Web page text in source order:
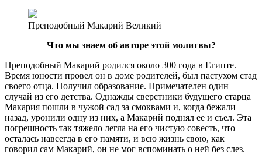
Преподобный Макарий Великий
Что мы знаем об авторе этой молитвы?
Преподобный Макарий родился около 300 года в Египте.
Время юности провел он в доме родителей, был пастухом стад
своего отца. Получил образование. Примечателен один
случай из его детства. Однажды сверстники будущего старца
Макария пошли в чужой сад за смоквами и, когда бежали
назад, уронили одну из них, а Макарий поднял ее и съел. Эта
погрешность так тяжело легла на его чистую совесть, что
осталась навсегда в его памяти, и всю жизнь свою, как
говорил сам Макарий, он не мог вспоминать о ней без слез.